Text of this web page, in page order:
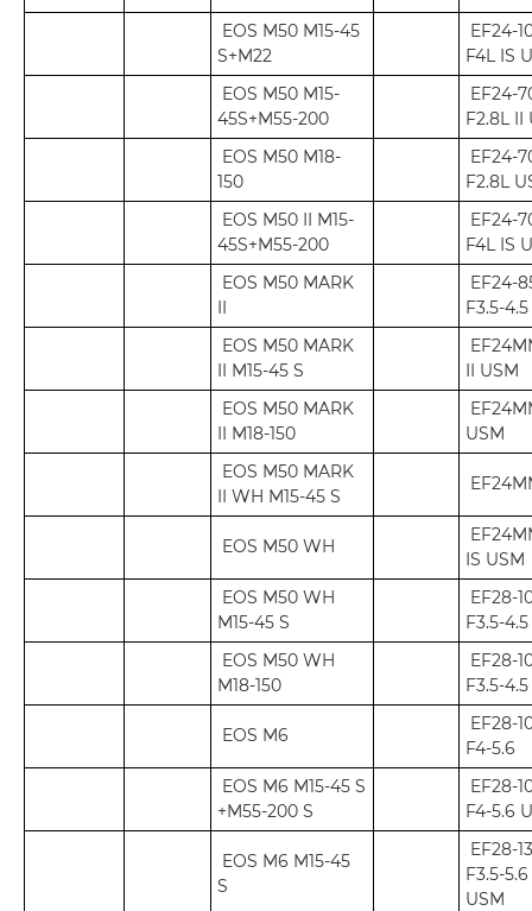
EOS M50 M15-45
S+M22
EF24-
F4L IS
EOS M50 M15-
45S+M55-200
EF24-
F2.8L II
EOS M50 M18-
150
EF24-
F2.8L
EOS M50 II M15-
45S+M55-200
EF24-
F4L IS
EOS M50 MARK
II
EF24-
F3.5-
EOS M50 MARK
II M15-45 S
II USM
EOS M50 MARK
II M18-150
USM
EOS M50 MARK
II WH M15-45 S
EOS M50 WH
IS USM
EOS M50 WH
M15-45 S
EF28-
F3.5-
EOS M50 WH
M18-150
EF28-
F3.5-
EOS M6
EF28-
F4-5.6
EOS M6 M15-45 S
+M55-200 S
EF28-
F4-5.6
EOS M6 M15-45
S
EF28-
F3.5-5.6
USM